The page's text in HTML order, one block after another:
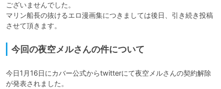
ございませんでした。
マリン船長の抜けるエロ漫画集につきましては後日、引き続き投稿
させて頂きます。
今回の夜空メルさんの件について
今日1月16日にカバー公式からtwitterにて夜空メルさんの契約解除
が発表されました。